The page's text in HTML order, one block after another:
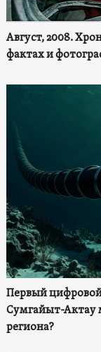
Август, 2008.
фактах и
Первый
Сумгайыт-Актау
региона?